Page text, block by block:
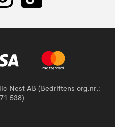
Nest AB (Bedriftens org.nr.:
538)